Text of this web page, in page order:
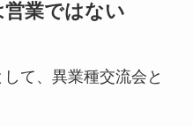
業ではない
て、異業種交流会と